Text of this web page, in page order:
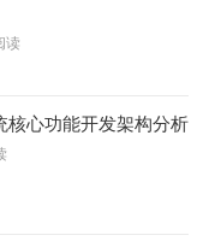
读
核心功能开发架构分析